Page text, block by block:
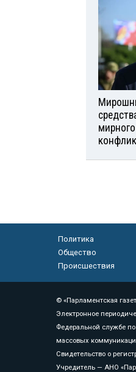
Политика
Общество
Происшествия
© «Парламентская
Электронное
Федеральной службе
массовых
Свидетельство о
Учредитель — АНО